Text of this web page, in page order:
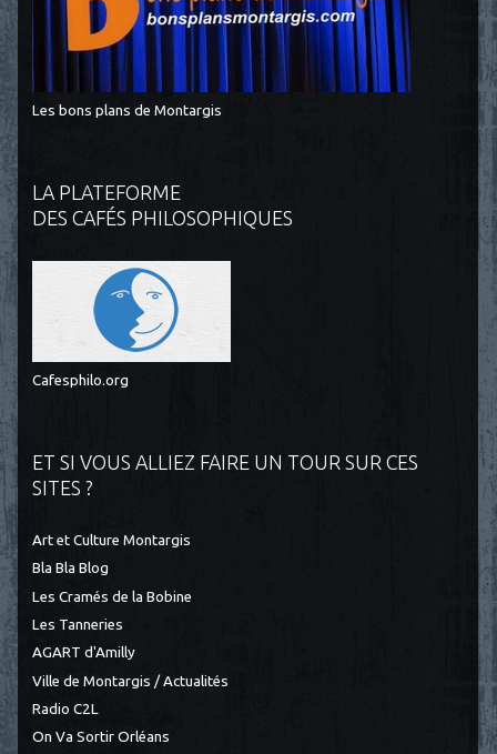
Les bons plans de Montargis
LA PLATEFORME
DES CAFÉS PHILOSOPHIQUES
Cafesphilo.org
ET SI VOUS ALLIEZ FAIRE UN TOUR SUR CES
SITES ?
Art et Culture Montargis
Bla Bla Blog
Les Cramés de la Bobine
Les Tanneries
AGART d'Amilly
Ville de Montargis / Actualités
Radio C2L
On Va Sortir Orléans